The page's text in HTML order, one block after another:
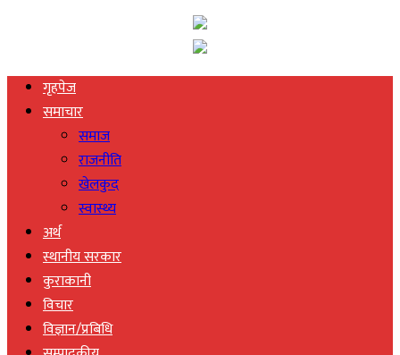
गृहपेज
समाचार
समाज
राजनीति
खेलकुद
स्वास्थ्य
अर्थ
स्थानीय सरकार
कुराकानी
विचार
विज्ञान/प्रबिधि